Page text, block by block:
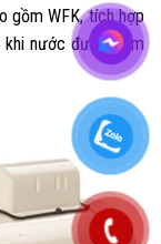
gồm WFK, tích hợp
nước được bơm